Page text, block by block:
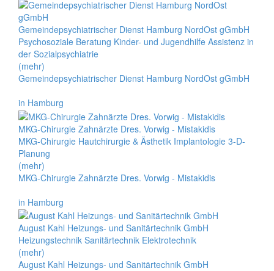
Gemeindepsychiatrischer Dienst Hamburg NordOst gGmbH
Psychosoziale Beratung Kinder- und Jugendhilfe Assistenz in
der Sozialpsychiatrie
(mehr)
Gemeindepsychiatrischer Dienst Hamburg NordOst gGmbH
in Hamburg
MKG-Chirurgie Zahnärzte Dres. Vorwig - Mistakidis
MKG-Chirurgie Hautchirurgie & Ästhetik Implantologie 3-D-
Planung
(mehr)
MKG-Chirurgie Zahnärzte Dres. Vorwig - Mistakidis
in Hamburg
August Kahl Heizungs- und Sanitärtechnik GmbH
Heizungstechnik Sanitärtechnik Elektrotechnik
(mehr)
August Kahl Heizungs- und Sanitärtechnik GmbH